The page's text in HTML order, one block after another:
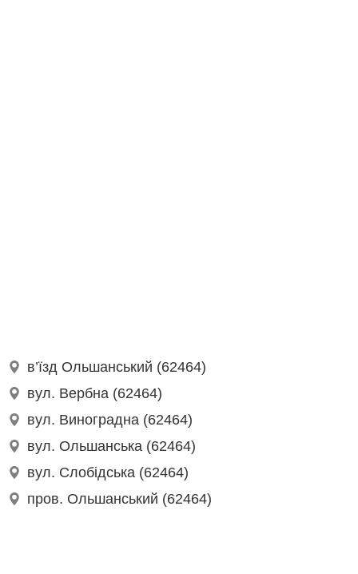
в’їзд Ольшанський (62464)
вул. Вербна (62464)
вул. Виноградна (62464)
вул. Ольшанська (62464)
вул. Слобідська (62464)
пров. Ольшанський (62464)